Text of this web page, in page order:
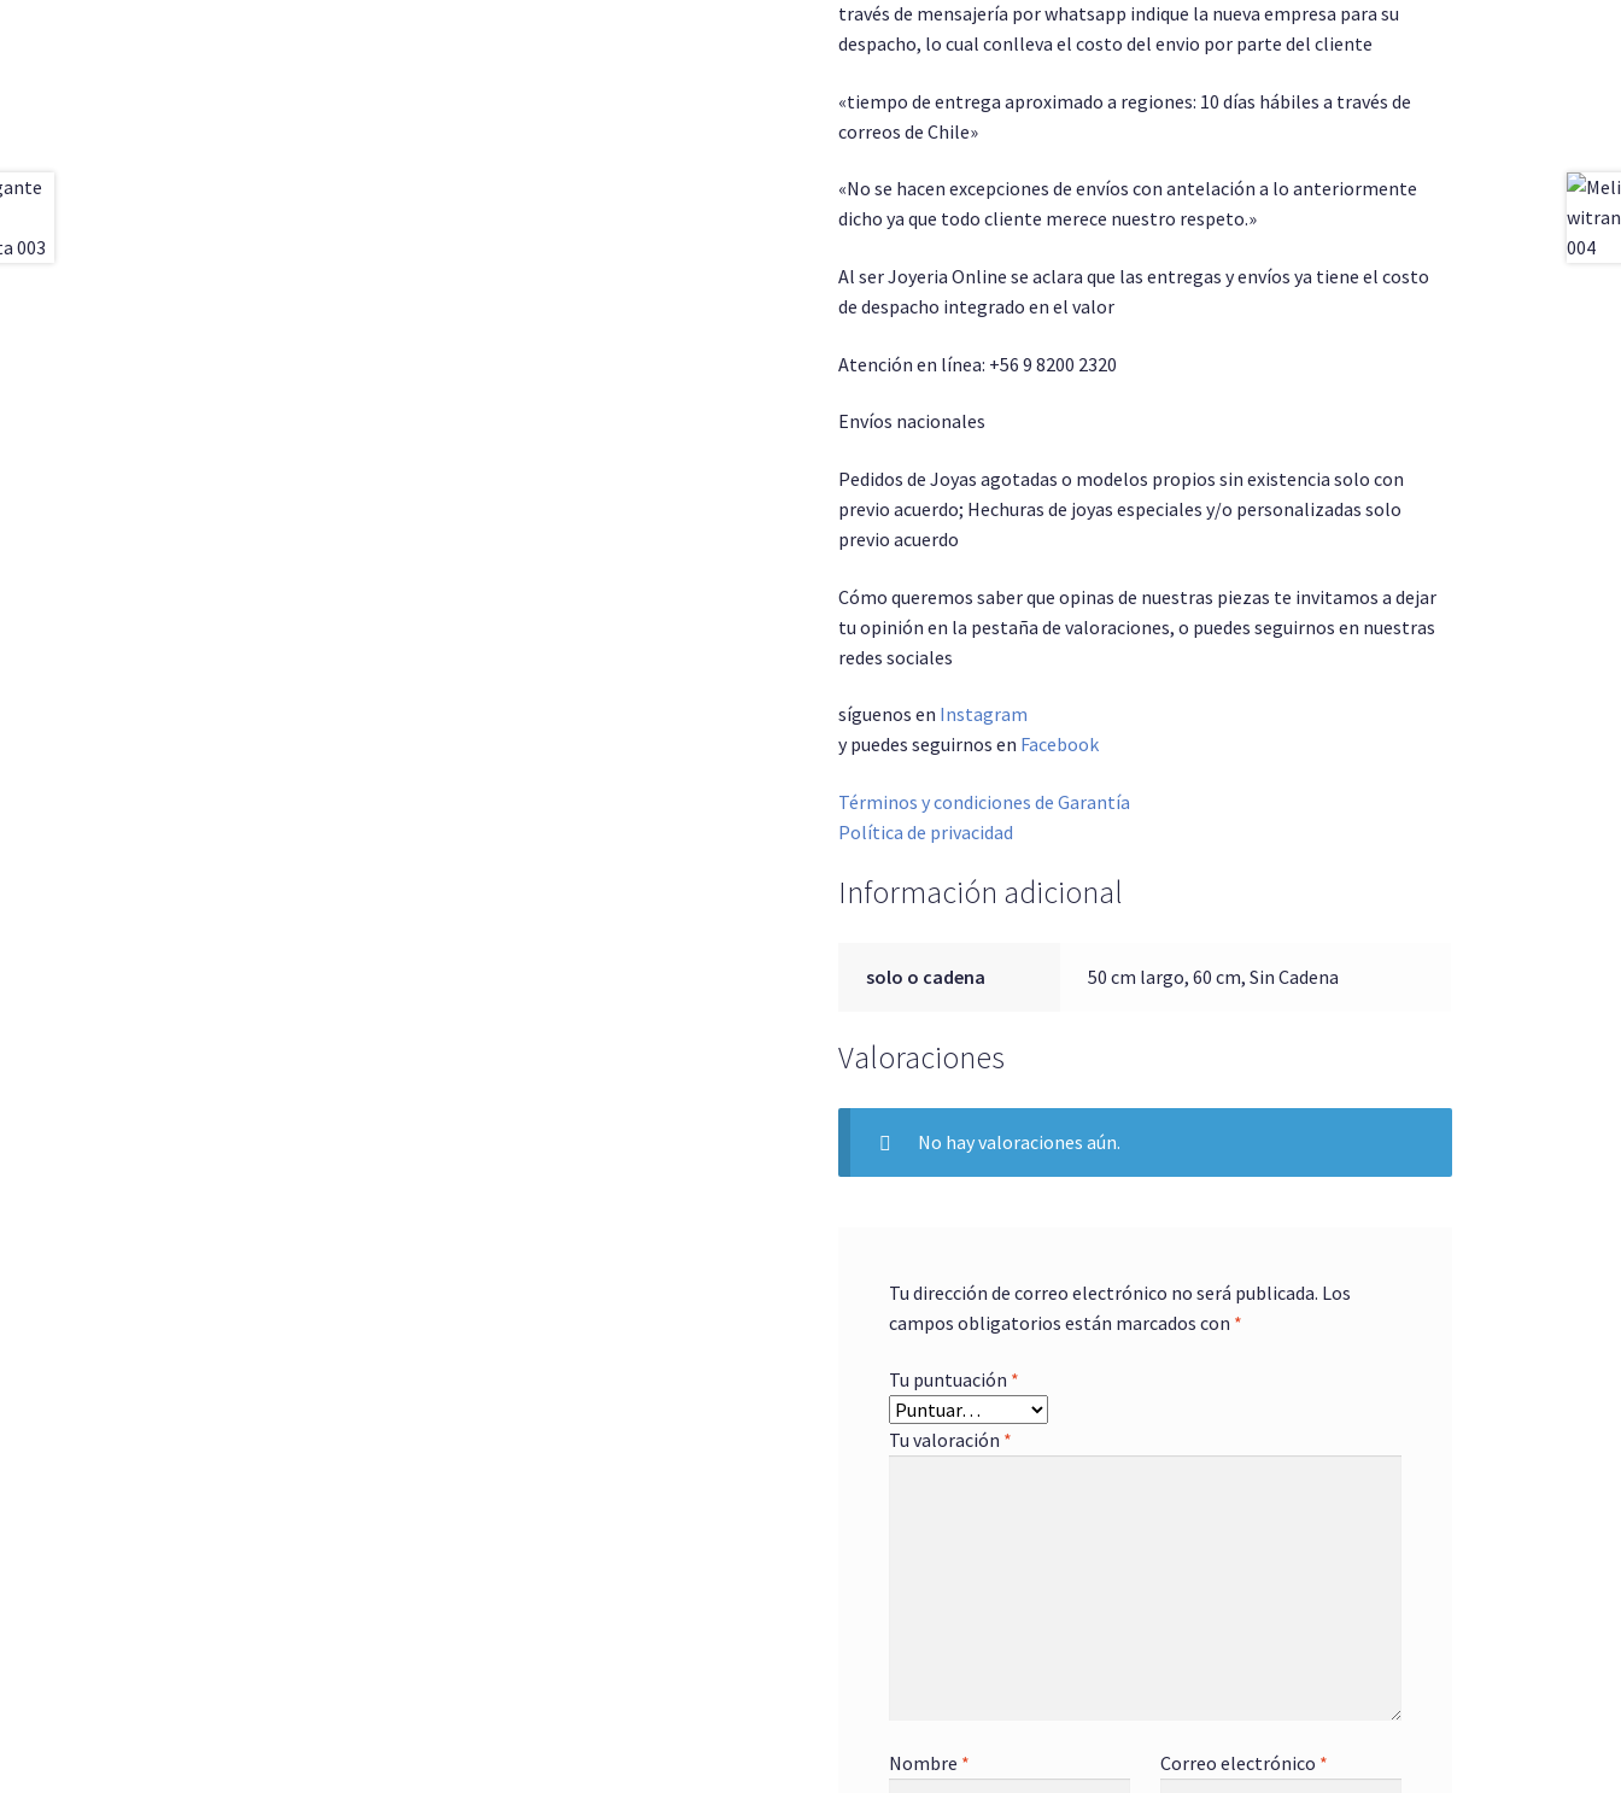
través de mensajería por whatsapp indique la nueva empresa para su
despacho, lo cual conlleva el costo del envio por parte del cliente
«tiempo de entrega aproximado a regiones: 10 días hábiles a través de
correos de Chile»
«No se hacen excepciones de envíos con antelación a lo anteriormente
dicho ya que todo cliente merece nuestro respeto.»
Al ser Joyeria Online se aclara que las entregas y envíos ya tiene el costo
de despacho integrado en el valor
Atención en línea: +56 9 8200 2320
Envíos nacionales
Pedidos de Joyas agotadas o modelos propios sin existencia solo con
previo acuerdo; Hechuras de joyas especiales y/o personalizadas solo
previo acuerdo
Cómo queremos saber que opinas de nuestras piezas te invitamos a dejar
tu opinión en la pestaña de valoraciones, o puedes seguirnos en nuestras
redes sociales
síguenos en Instagram
y puedes seguirnos en Facebook
Términos y condiciones de Garantía
Política de privacidad
Información adicional
solo o cadena 50 cm largo, 60 cm, Sin Cadena
Valoraciones
No hay valoraciones aún.
Tu dirección de correo electrónico no será publicada. Los
campos obligatorios están marcados con *
Tu puntuación *
Tu valoración *
Nombre * Correo electrónico *